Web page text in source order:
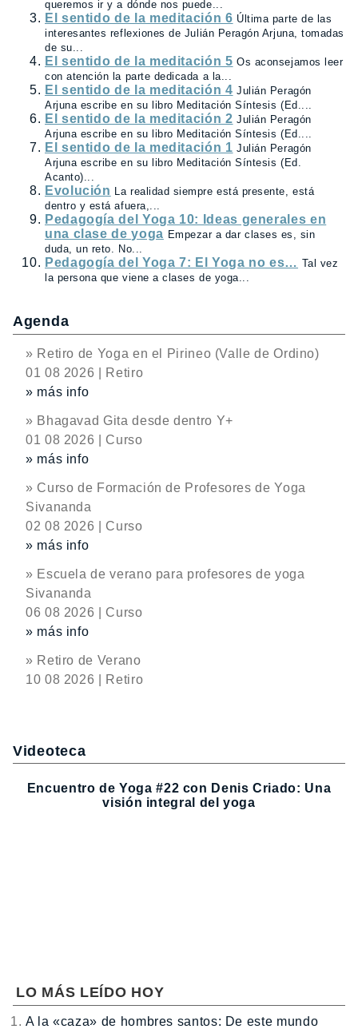
queremos ir y a dónde nos puede...
El sentido de la meditación 6 Última parte de las
interesantes reflexiones de Julián Peragón Arjuna, tomadas
de su...
El sentido de la meditación 5 Os aconsejamos leer
con atención la parte dedicada a la...
El sentido de la meditación 4 Julián Peragón
Arjuna escribe en su libro Meditación Síntesis (Ed....
El sentido de la meditación 2 Julián Peragón
Arjuna escribe en su libro Meditación Síntesis (Ed....
El sentido de la meditación 1 Julián Peragón
Arjuna escribe en su libro Meditación Síntesis (Ed.
Acanto)...
Evolución La realidad siempre está presente, está
dentro y está afuera,...
Pedagogía del Yoga 10: Ideas generales en
una clase de yoga Empezar a dar clases es, sin
duda, un reto. No...
Pedagogía del Yoga 7: El Yoga no es… Tal vez
la persona que viene a clases de yoga...
Agenda
» Retiro de Yoga en el Pirineo (Valle de Ordino)
01 08 2026 | Retiro
» más info
» Bhagavad Gita desde dentro Y+
01 08 2026 | Curso
» más info
» Curso de Formación de Profesores de Yoga
Sivananda
02 08 2026 | Curso
» más info
» Escuela de verano para profesores de yoga
Sivananda
06 08 2026 | Curso
» más info
» Retiro de Verano
10 08 2026 | Retiro
Videoteca
Encuentro de Yoga #22 con Denis Criado: Una
visión integral del yoga
LO MÁS LEÍDO HOY
A la «caza» de hombres santos: De este mundo